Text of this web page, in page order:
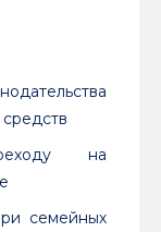
на
семейных